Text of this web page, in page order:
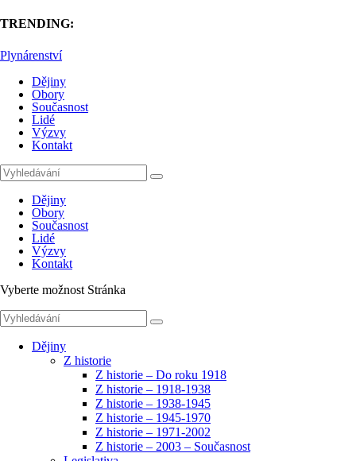
TRENDING:
Plynárenství
Dějiny
Obory
Současnost
Lidé
Výzvy
Kontakt
Dějiny
Obory
Současnost
Lidé
Výzvy
Kontakt
Vyberte možnost Stránka
Dějiny
Z historie
Z historie – Do roku 1918
Z historie – 1918-1938
Z historie – 1938-1945
Z historie – 1945-1970
Z historie – 1971-2002
Z historie – 2003 – Současnost